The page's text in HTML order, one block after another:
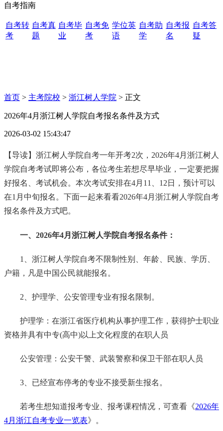
自考指南
自考转
考
自考真
题
自考毕
业
自考免
考
学位英
语
自考助
学
自考报
名
自考答
疑
首页 > 主考院校 > 浙江树人学院 > 正文
2026年4月浙江树人学院自考报名条件及方式
2026-03-02 15:43:47
【导读】浙江树人学院自考一年开考2次，2026年4月浙江树人
学院自考考试即将公布，各位考生若想尽早毕业，一定要把握
好报名、考试机会。本次考试安排在4月11、12日，预计可以
在1月中旬报名。下面一起来看看2026年4月浙江树人学院自考
报名条件及方式吧。
一、2026年4月浙江树人学院自考报名条件：
1、浙江树人学院自考不限制性别、年龄、民族、学历、
户籍，凡是中国公民就能报名。
2、护理学、公安管理专业有报名限制。
护理学：在浙江省医疗机构从事护理工作，获得护士职业
资格并具有中专(高中)以上文化程度的在职人员
公安管理：公安干警、武装警察和保卫干部在职人员
3、已经宣布停考的专业不接受新生报名。
若考生想知道报考专业、报考课程情况，可查看《2026年
4月浙江自考专业一览表》。